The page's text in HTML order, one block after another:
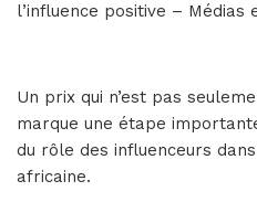
l’influence positive – Médias
Un prix qui n’est pas
marque une étape
du rôle des influenceurs
africaine.